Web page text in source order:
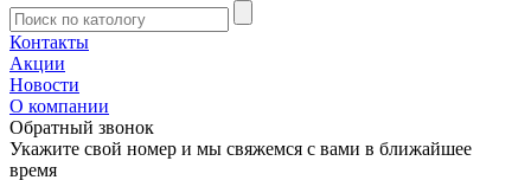
Контакты
Акции
Новости
О компании
Обратный звонок
Укажите свой номер и мы свяжемся с вами в ближайшее
время